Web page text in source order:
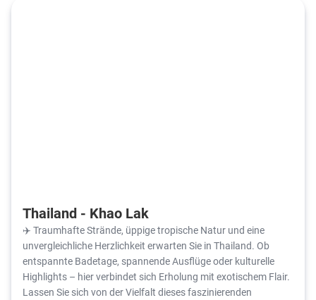
Thailand - Khao Lak
✈️ Traumhafte Strände, üppige tropische Natur und eine
unvergleichliche Herzlichkeit erwarten Sie in Thailand. Ob
entspannte Badetage, spannende Ausflüge oder kulturelle
Highlights – hier verbindet sich Erholung mit exotischem Flair.
Lassen Sie sich von der Vielfalt dieses faszinierenden